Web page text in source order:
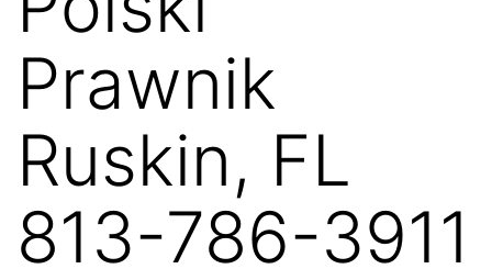
Prawnik
Ruskin, FL
813-786-3911